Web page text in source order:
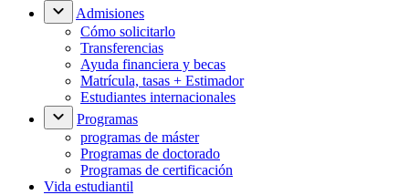
Admisiones
Cómo solicitarlo
Transferencias
Ayuda financiera y becas
Matrícula, tasas + Estimador
Estudiantes internacionales
Programas
programas de máster
Programas de doctorado
Programas de certificación
Vida estudiantil